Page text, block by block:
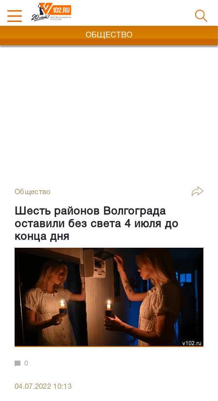
ОБЩЕСТВО
Общество
Шесть районов Волгограда
оставили без света 4 июля до
конца дня
0
04.07.2022 10:13